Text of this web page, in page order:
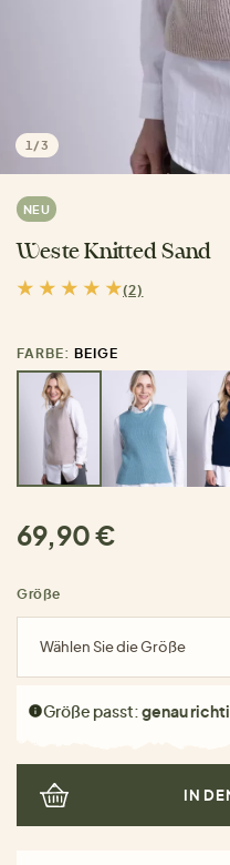
1 /3
NEU
Weste Knitted Sand
(2)
FARBE: BEIGE
69,90 €
Größe
Wählen Sie die Größe
Größe passt:genau
IN